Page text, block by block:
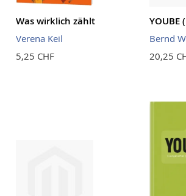
Was wirklich zählt
Verena Keil
5,25 CHF
YOUBE
Bernd
20,25